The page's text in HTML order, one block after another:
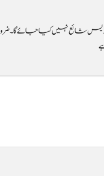
شائع نہیں کیا جائے گا۔